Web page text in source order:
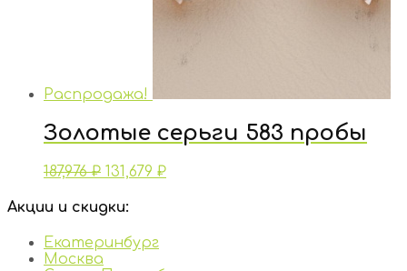
Распродажа!
Золотые серьги 583 пробы
187,976₽ 131,679 ₽
Акции и скидки:
Екатеринбург
Москва